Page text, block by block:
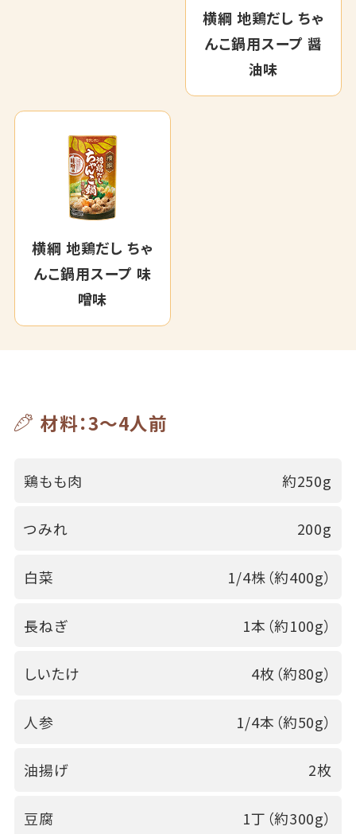
横綱 地鶏だし ちゃ
んこ鍋用スープ 醤
油味
横綱 地鶏だし ちゃ
んこ鍋用スープ 味
噌味
材料：3～4人前
鶏もも肉 約250g
つみれ 200g
白菜 1/4株（約400g）
長ねぎ 1本（約100g）
しいたけ 4枚（約80g）
人参 1/4本（約50g）
油揚げ 2枚
豆腐 1丁（約300g）